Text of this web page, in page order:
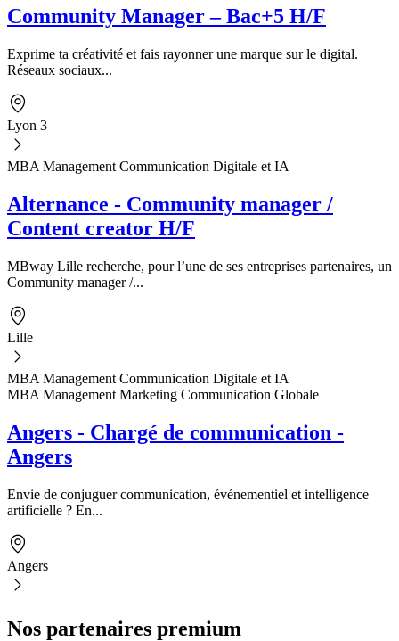
Community Manager – Bac+5 H/F
Exprime ta créativité et fais rayonner une marque sur le digital.
Réseaux sociaux...
Lyon 3
MBA Management Communication Digitale et IA
Alternance - Community manager /
Content creator H/F
MBway Lille recherche, pour l’une de ses entreprises partenaires, un
Community manager /...
Lille
MBA Management Communication Digitale et IA
MBA Management Marketing Communication Globale
Angers - Chargé de communication -
Angers
Envie de conjuguer communication, événementiel et intelligence
artificielle ? En...
Angers
Nos partenaires premium